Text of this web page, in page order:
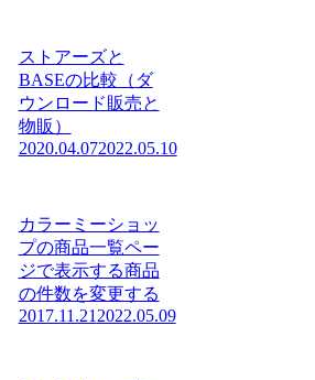
ストアーズと
BASEの比較（ダ
ウンロード販売と
物販）
2020.04.072022.05.10
カラーミーショッ
プの商品一覧ペー
ジで表示する商品
の件数を変更する
2017.11.21 2022.05.09